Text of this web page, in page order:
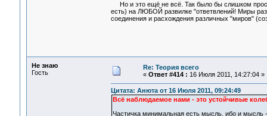
Но и это ещё не всё. Так было бы слишком
есть) на ЛЮБОЙ развилке "ответвлений! Миры
соединения и расхождения различных "миров"
Не знаю
Гость
Re: Теория всего
« Ответ #414 : 16 Июля 2011, 14:27:04 »
Цитата: Анюта от 16 Июля 2011, 09:24:49
Всё наблюдаемое нами - это устойчивые
Частичка минимальная есть мысль, ибо и мысль